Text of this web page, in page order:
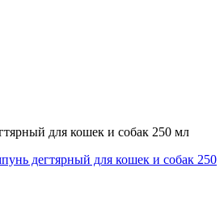
для кошек и собак 250 мл